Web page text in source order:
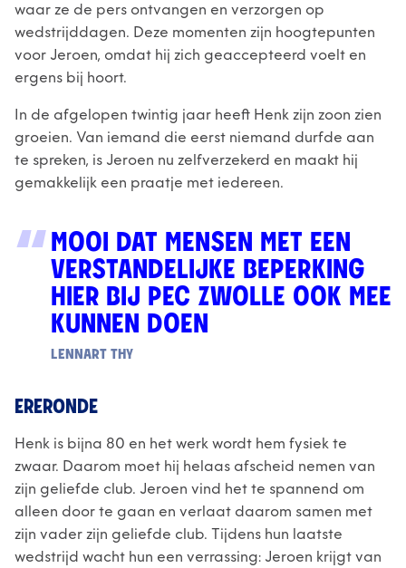
waar ze de pers ontvangen en verzorgen op
wedstrijddagen. Deze momenten zijn hoogtepunten
voor Jeroen, omdat hij zich geaccepteerd voelt en
ergens bij hoort.
In de afgelopen twintig jaar heeft Henk zijn zoon zien
groeien. Van iemand die eerst niemand durfde aan
te spreken, is Jeroen nu zelfverzekerd en maakt hij
gemakkelijk een praatje met iedereen.
MOOI DAT MENSEN MET EEN
VERSTANDELIJKE BEPERKING
HIER BIJ PEC ZWOLLE OOK MEE
KUNNEN DOEN
LENNART THY
ERERONDE
Henk is bijna 80 en het werk wordt hem fysiek te
zwaar. Daarom moet hij helaas afscheid nemen van
zijn geliefde club. Jeroen vind het te spannend om
alleen door te gaan en verlaat daarom samen met
zijn vader zijn geliefde club. Tijdens hun laatste
wedstrijd wacht hun een verrassing: Jeroen krijgt van